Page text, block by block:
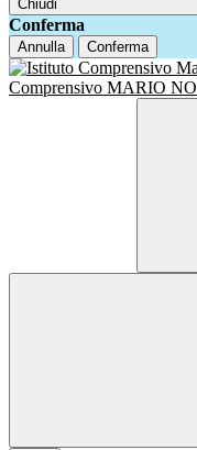
Chiudi
Conferma
Annulla Conferma
Comprensivo MARIO